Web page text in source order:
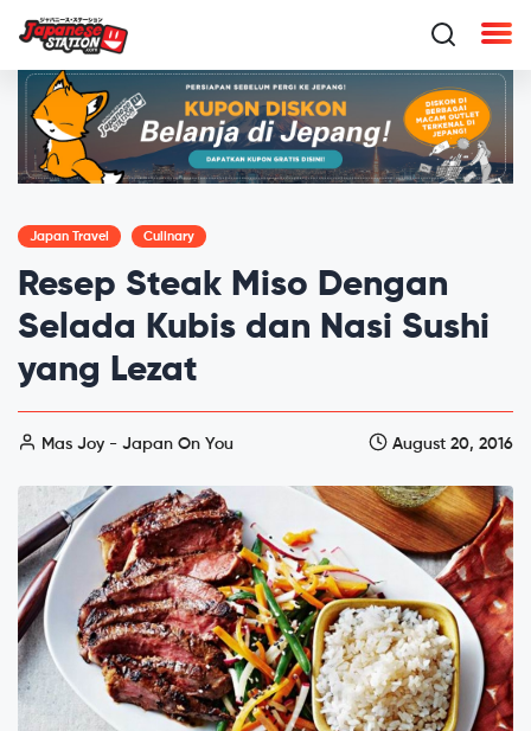
Japan Travel Culinary
Resep Steak Miso Dengan
Selada Kubis dan Nasi Sushi
yang Lezat
Mas Joy - Japan On You August 20, 2016